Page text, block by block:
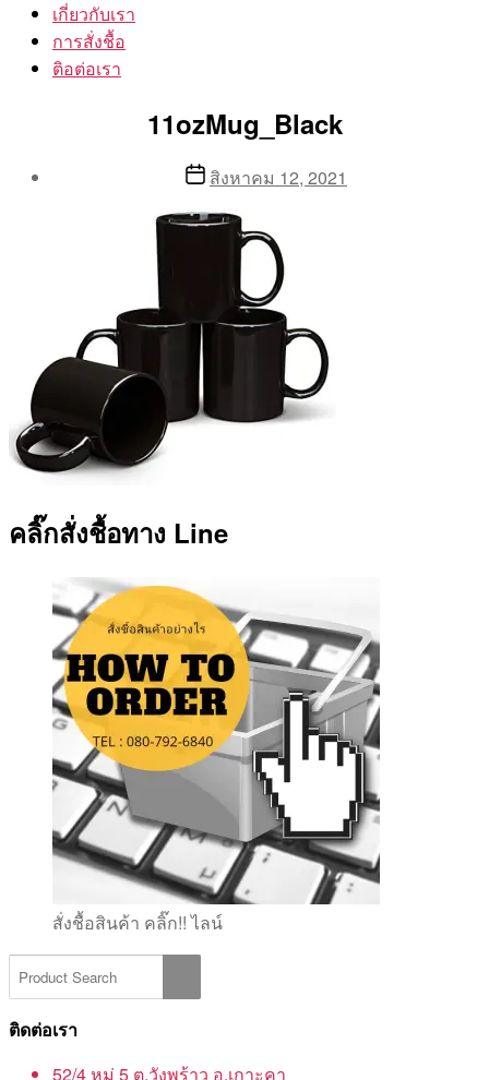
เกี่ยวกับเรา
การสั่งชื้อ
ติอต่อเรา
11ozMug_Black
Postสิงหาคม 12, 2021
คลิ๊กสั่งชื้อทาง Line
สั่งชื้อสินค้า คลิ๊ก!! ไลน์
ติดต่อเรา
52/4 หมู่ 5 ต.วังพร้าว อ.เกาะคา